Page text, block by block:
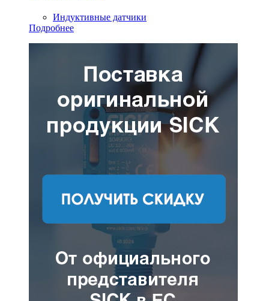
Индуктивные датчики
Подробнее